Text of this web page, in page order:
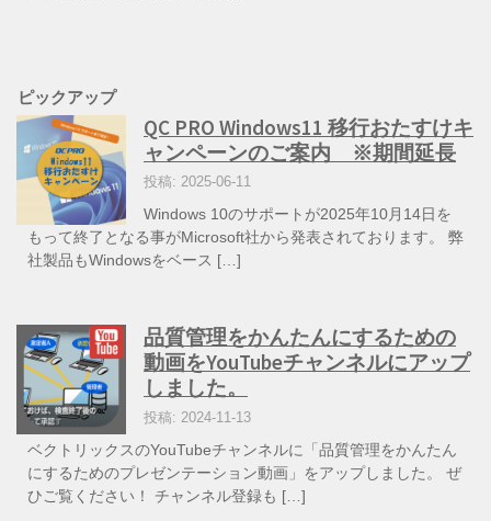
ピックアップ
QC PRO Windows11 移行おたすけキ
ャンペーンのご案内 ※期間延長
投稿: 2025-06-11
Windows 10のサポートが2025年10月14日を
もって終了となる事がMicrosoft社から発表されております。 弊
社製品もWindowsをベース […]
品質管理をかんたんにするための
動画をYouTubeチャンネルにアップ
しました。
投稿: 2024-11-13
ベクトリックスのYouTubeチャンネルに「品質管理をかんたん
にするためのプレゼンテーション動画」をアップしました。 ぜ
ひご覧ください！ チャンネル登録も […]